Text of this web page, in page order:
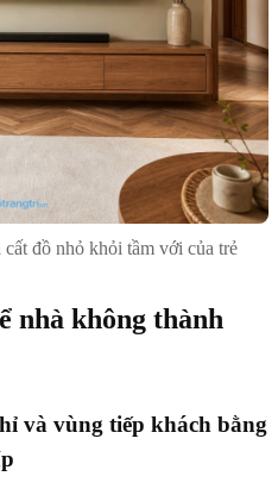
đồ nhỏ khỏi tầm với của trẻ
nhà không thành
và vùng tiếp khách bằng